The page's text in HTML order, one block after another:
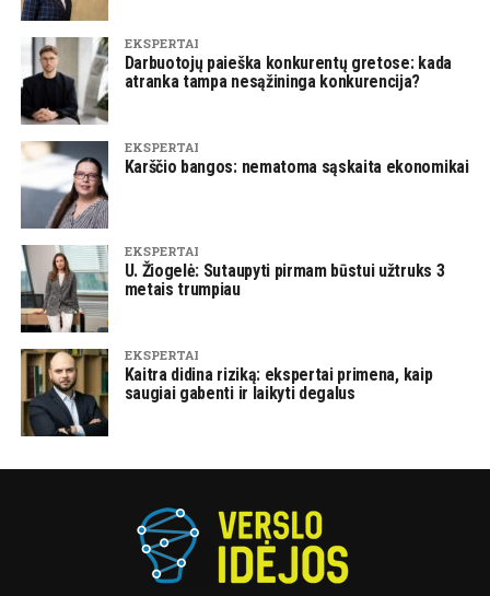
EKSPERTAI
Darbuotojų paieška konkurentų gretose: kada
atranka tampa nesąžininga konkurencija?
EKSPERTAI
Karščio bangos: nematoma sąskaita ekonomikai
EKSPERTAI
U. Žiogelė: Sutaupyti pirmam būstui užtruks 3
metais trumpiau
EKSPERTAI
Kaitra didina riziką: ekspertai primena, kaip
saugiai gabenti ir laikyti degalus